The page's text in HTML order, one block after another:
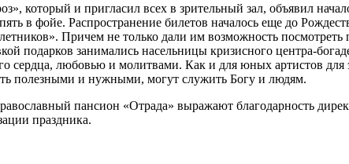
который и пригласил всех в зрительный зал, объявил
в фойе. Распространение билетов началось еще до
Причем не только дали им возможность
подарков занимались насельницы кризисного центра-
сердца, любовью и молитвами. Как и для юных артистов
полезными и нужными, могут служить Богу и людям.
пансион «Отрада» выражают благодарность
праздника.